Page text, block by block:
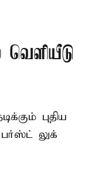
வெளியீடு
புதிய
பர்ஸ்ட் லுக்